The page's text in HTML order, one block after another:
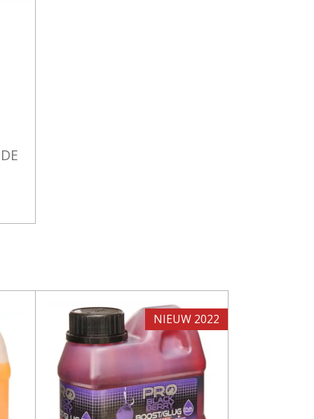
NIEUW 2022